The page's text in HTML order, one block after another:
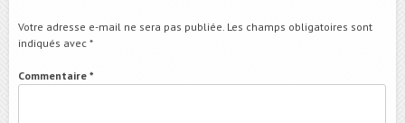
Votre adresse e-mail ne sera pas publiée. Les champs obligatoires sont
indiqués avec *
Commentaire *